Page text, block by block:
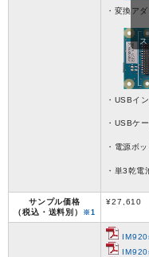
・変換ア
・USBイ
・USBケ
・電源ボ
・単3乾電
サンプル価格
（税込・送料別）
※1
¥27,610